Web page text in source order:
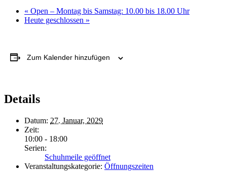
« Open – Montag bis Samstag: 10.00 bis 18.00 Uhr
Heute geschlossen »
Zum Kalender hinzufügen
Details
Datum: 27. Januar, 2029
Zeit:
10:00 - 18:00
Serien:
Schuhmeile geöffnet
Veranstaltungskategorie: Öffnungszeiten